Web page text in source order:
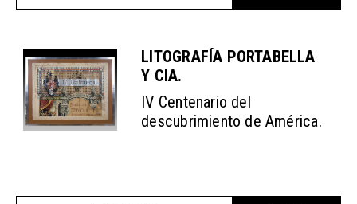
LITOGRAFÍA PORTABELLA
Y CIA.
IV Centenario del
descubrimiento de América.